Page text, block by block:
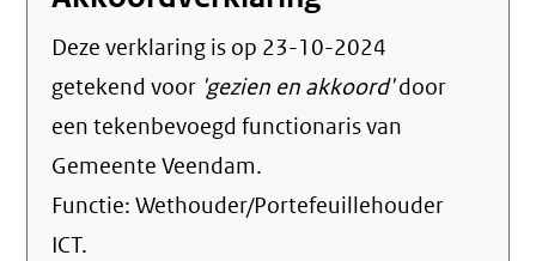
Deze verklaring is op 23-10-2024
getekend voor 'gezien en akkoord'door
een tekenbevoegd functionaris van
Gemeente Veendam.
Functie:Wethouder/Portefeuillehouder
ICT.